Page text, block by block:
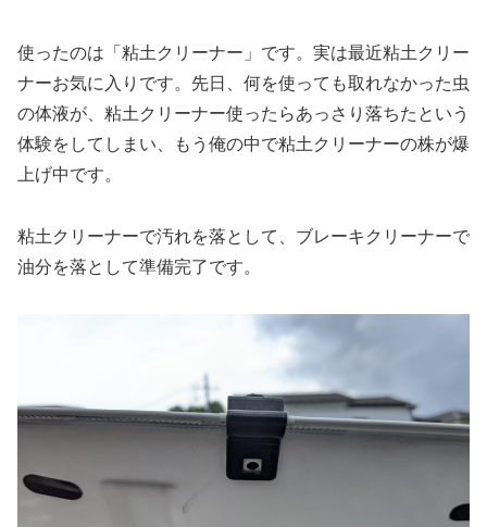
使ったのは「粘土クリーナー」です。実は最近粘土クリー
ナーお気に入りです。先日、何を使っても取れなかった虫
の体液が、粘土クリーナー使ったらあっさり落ちたという
体験をしてしまい、もう俺の中で粘土クリーナーの株が爆
上げ中です。
粘土クリーナーで汚れを落として、ブレーキクリーナーで
油分を落として準備完了です。